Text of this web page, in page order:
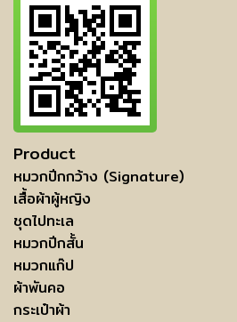
Product
หมวกปีกกว้าง (Signature)
เสื้อผ้าผู้หญิง
ชุดไปทะเล
หมวกปีกสั้น
หมวกแก๊ป
ผ้าพันคอ
กระเป๋าผ้า